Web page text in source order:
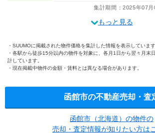
集計期間：2025年07
もっと見る
SUUMOに掲載された物件価格を集計した情報を表示しています
各駅から徒歩15分以内の物件を対象に、各月1日から翌々月末
計しています。
現在掲載中物件の金額・賃料とは異なる場合があります。
函館市の不動産売却・査
函館市（北海道）の物件の
売却・査定情報が知りたい方は